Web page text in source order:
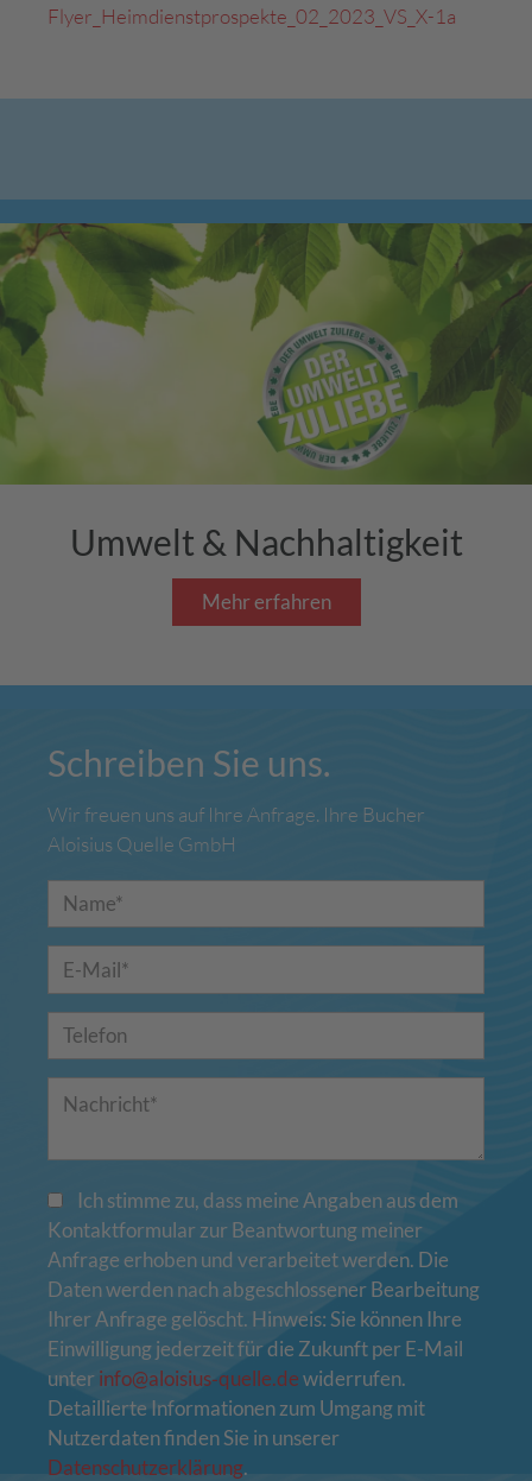
Flyer_Heimdienstprospekte_02_2023_VS_X-1a
Umwelt & Nachhaltigkeit
Mehr erfahren
Schreiben Sie uns.
Wir freuen uns auf Ihre Anfrage. Ihre Bucher
Aloisius Quelle GmbH
Ich stimme zu, dass meine Angaben aus dem
Kontaktformular zur Beantwortung meiner
Anfrage erhoben und verarbeitet werden. Die
Daten werden nach abgeschlossener Bearbeitung
Ihrer Anfrage gelöscht. Hinweis: Sie können Ihre
Einwilligung jederzeit für die Zukunft per E-Mail
unterinfo@aloisius‑quelle.dewiderrufen.
Detaillierte Informationen zum Umgang mit
Nutzerdaten finden Sie in unserer
Datenschutzerklärung.